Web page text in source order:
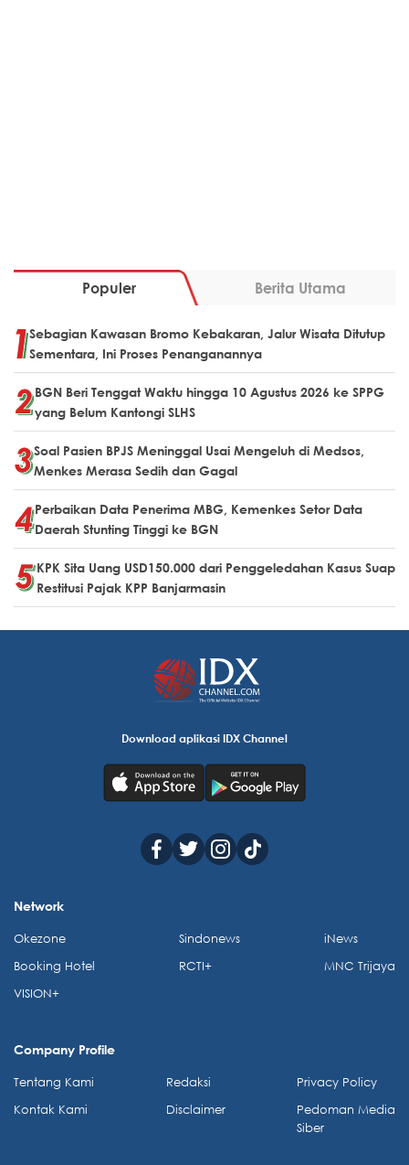
Populer Berita Utama
Sebagian Kawasan Bromo Kebakaran, Jalur Wisata Ditutup
Sementara, Ini Proses Penanganannya
BGN Beri Tenggat Waktu hingga 10 Agustus 2026 ke SPPG
yang Belum Kantongi SLHS
Soal Pasien BPJS Meninggal Usai Mengeluh di Medsos,
Menkes Merasa Sedih dan Gagal
Perbaikan Data Penerima MBG, Kemenkes Setor Data
Daerah Stunting Tinggi ke BGN
KPK Sita Uang USD150.000 dari Penggeledahan Kasus Suap
Restitusi Pajak KPP Banjarmasin
Download aplikasi IDX Channel
Network
Okezone
Booking Hotel
VISION+
Sindonews
RCTI+
iNews
MNC Trijaya
Company Profile
Tentang Kami
Kontak Kami
Redaksi
Disclaimer
Privacy Policy
Pedoman Media
Siber